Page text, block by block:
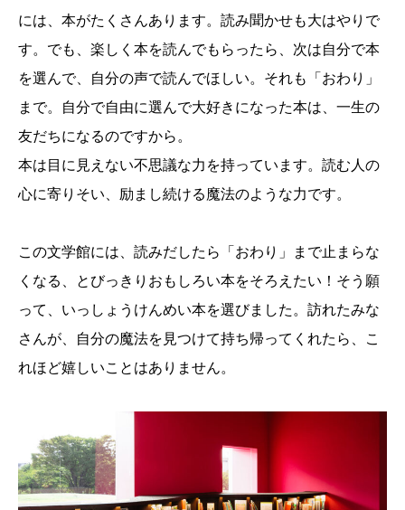
には、本がたくさんあります。読み聞かせも大はやりで
す。でも、楽しく本を読んでもらったら、次は自分で本
を選んで、自分の声で読んでほしい。それも「おわり」
まで。自分で自由に選んで大好きになった本は、一生の
友だちになるのですから。
本は目に見えない不思議な力を持っています。読む人の
心に寄りそい、励まし続ける魔法のような力です。
この文学館には、読みだしたら「おわり」まで止まらな
くなる、とびっきりおもしろい本をそろえたい！そう願
って、いっしょうけんめい本を選びました。訪れたみな
さんが、自分の魔法を見つけて持ち帰ってくれたら、こ
れほど嬉しいことはありません。